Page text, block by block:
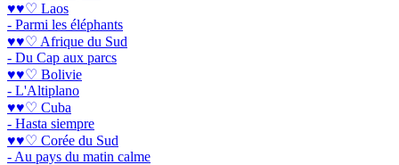
♥♥♡ Laos
- Parmi les éléphants
♥♥♡ Afrique du Sud
- Du Cap aux parcs
♥♥♡ Bolivie
- L'Altiplano
♥♥♡ Cuba
- Hasta siempre
♥♥♡ Corée du Sud
- Au pays du matin calme